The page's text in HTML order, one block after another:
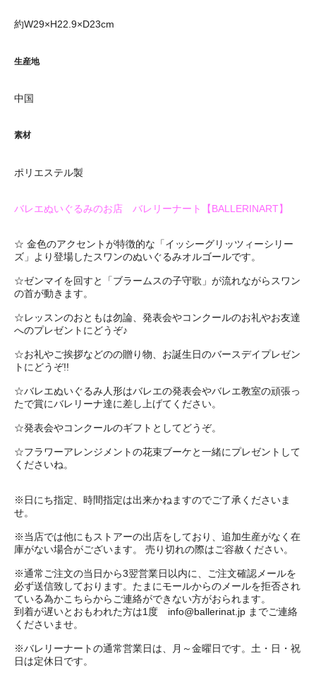
約W29×H22.9×D23cm
生産地
中国
素材
ポリエステル製
バレエぬいぐるみのお店 バレリーナート【BALLERINART】
☆ 金色のアクセントが特徴的な「イッシーグリッツィーシリー
ズ」より登場したスワンのぬいぐるみオルゴールです。
☆ゼンマイを回すと「ブラームスの子守歌」が流れながらスワン
の首が動きます。
☆レッスンのおともは勿論、発表会やコンクールのお礼やお友達
へのプレゼントにどうぞ♪
☆お礼やご挨拶などのの贈り物、お誕生日のバースデイプレゼン
トにどうぞ!!
☆バレエぬいぐるみ人形はバレエの発表会やバレエ教室の頑張っ
たで賞にバレリーナ達に差し上げてください。
☆発表会やコンクールのギフトとしてどうぞ。
☆フラワーアレンジメントの花束ブーケと一緒にプレゼントして
くださいね。
※日にち指定、時間指定は出来かねますのでご了承くださいま
せ。
※当店では他にもストアーの出店をしており、追加生産がなく在
庫がない場合がございます。 売り切れの際はご容赦ください。
※通常ご注文の当日から3翌営業日以内に、ご注文確認メールを
必ず送信致しております。たまにモールからのメールを拒否され
ている為かこちらからご連絡ができない方がおられます。
到着が遅いとおもわれた方は1度 info@ballerinat.jp までご連絡
くださいませ。
※バレリーナートの通常営業日は、月～金曜日です。土・日・祝
日は定休日です。